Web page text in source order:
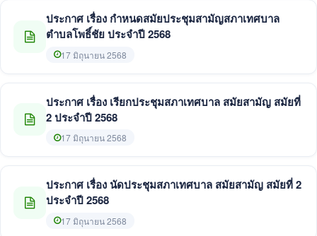
ประกาศ เรื่อง กำหนดสมัยประชุมสามัญสภาเทศบาล
ตำบลโพธิ์ชัย ประจำปี 2568
17 มิถุนายน 2568
ประกาศ เรื่อง เรียกประชุมสภาเทศบาล สมัยสามัญ สมัยที่
2 ประจำปี 2568
17 มิถุนายน 2568
ประกาศ เรื่อง นัดประชุมสภาเทศบาล สมัยสามัญ สมัยที่ 2
ประจำปี 2568
17 มิถุนายน 2568